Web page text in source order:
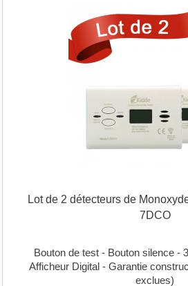
Lot de 2 détecteurs de
7DCO
Bouton de test - Bouton silence -
Afficheur Digital - Garantie
exclues)